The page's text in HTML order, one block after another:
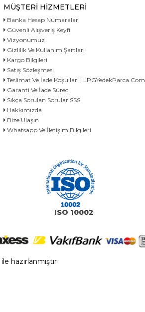
MÜŞTERI HIZMETLERI
Banka Hesap Numaraları
Güvenli Alışveriş Keyfi
Vizyonumuz
Gizlilik Ve Kullanım Şartları
Kargo Bilgileri
Satış Sözleşmesi
Teslimat Ve İade Koşulları | LPGYedekParca.com
Garanti Ve İade Süreci
Sıkça Sorulan Sorular SSS
Hakkımızda
Bize Ulaşın
Whatsapp Ve İletişim Bilgileri
ISO 10002
ile hazırlanmıştır